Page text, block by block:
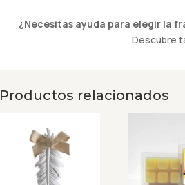
¿Necesitas ayuda para elegir la
Descubre
Productos relacionados